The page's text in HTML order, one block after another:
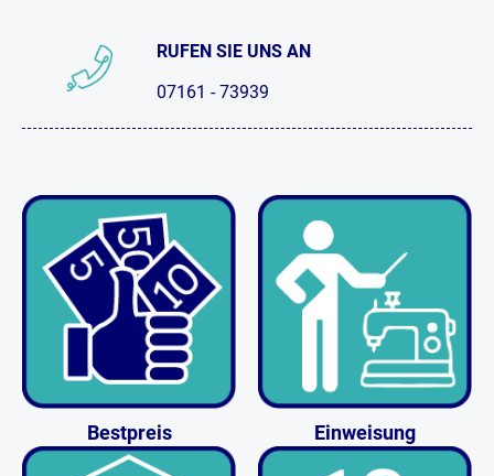
RUFEN SIE UNS AN
07161 - 73939
Bestpreis Einweisung